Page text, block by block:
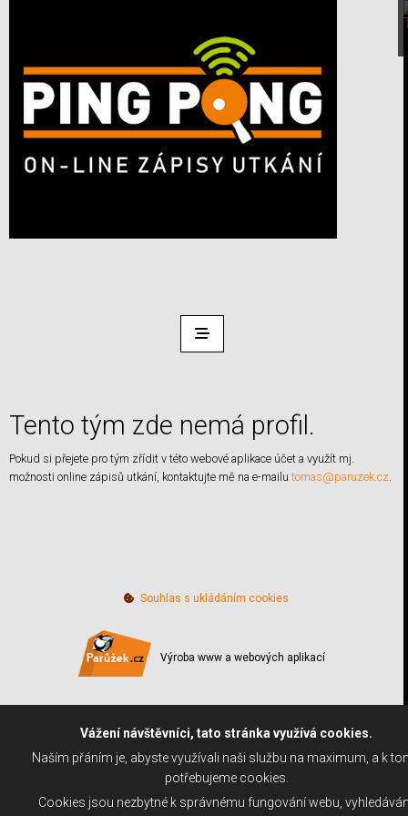
Tento tým zde nemá profil.
Pokud si přejete pro tým zřídit v této webové aplikace účet a využít mj.
možnosti online zápisů utkání, kontaktujte mě na e-mailu tomas@paruzek.cz
Souhlas s ukládáním cookies
Výroba www a webových aplikací
Vážení návštěvníci, tato stránka využívá cookies.
Naším přáním je, abyste využívali naši službu na maximum, a k
potřebujeme cookies.
Cookies jsou nezbytné k správnému fungování webu,